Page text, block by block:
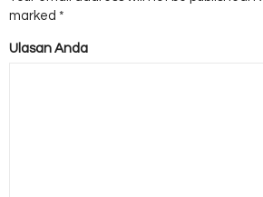
marked *
Ulasan Anda